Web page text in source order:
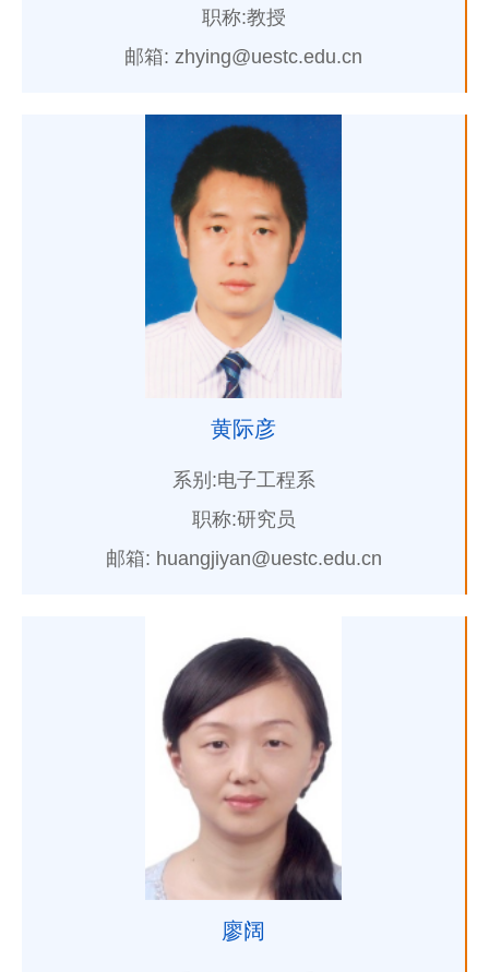
职称:教授
邮箱: zhying@uestc.edu.cn
黄际彦
系别:电子工程系
职称:研究员
邮箱: huangjiyan@uestc.edu.cn
廖阔